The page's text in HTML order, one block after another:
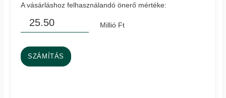
A vásárláshoz felhasználandó önerő mértéke:
Millió Ft
SZÁMÍTÁS